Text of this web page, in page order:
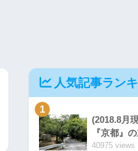
人気記事ラン
1
(2018.8月
『京都』
40975 views